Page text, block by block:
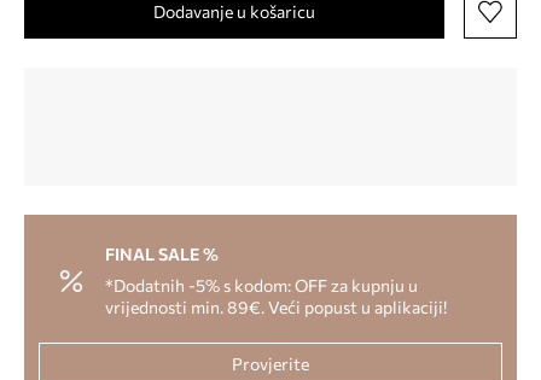
Dodavanje u košaricu
FINAL SALE %
*Dodatnih -5% s kodom: OFF za kupnju u
vrijednosti min. 89€. Veći popust u aplikaciji!
Provjerite